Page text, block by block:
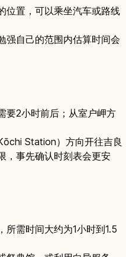
位置，可以乘坐汽车或路线
强自己的范围内估算时间会
要2小时前后；从室户岬方
Station）方向开往吉良
，事先确认时刻表会更安
所需时间大约为1小时到1.5